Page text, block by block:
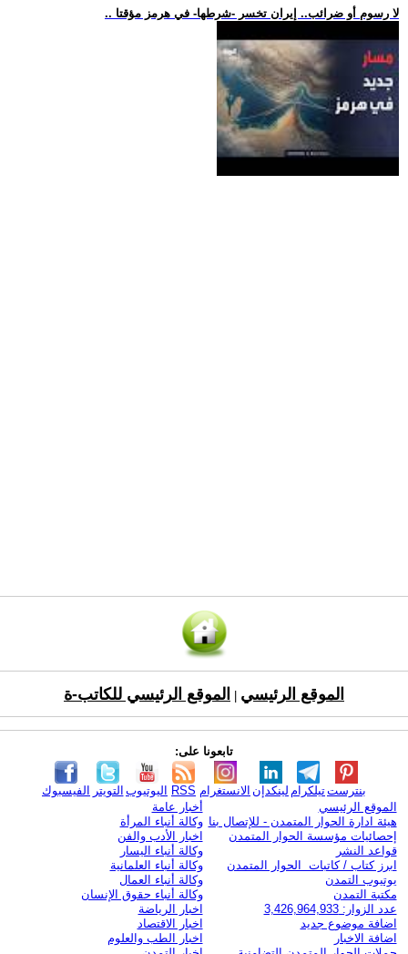
.. لا رسوم أو ضرائب.. إيران تخسر -شرطها- في هرمز مؤقتا
الموقع الرئيسي الموقع الرئيسي للكاتب-ة
تابعونا على:
الفيسبوك التويتر اليوتيوب RSS الانستغرام لينكدإن تيلكرامبنترست
الموقع الرئيسي
هيئة ادارة الحوار المتمدن - للإتصال بنا
إحصائيات مؤسسة الحوار المتمدن
قواعد النشر
ابرز كتاب / كاتبات الحوار المتمدن
يوتيوب التمدن
مكتبة التمدن
عدد الزوار: 3,426,964,933
اضافة موضوع جديد
اضافة الاخبار
أخبار عامة
وكالة أنباء المرأة
اخبار الأدب والفن
وكالة أنباء اليسار
وكالة أنباء العلمانية
وكالة أنباء العمال
وكالة أنباء حقوق الإنسان
اخبار الرياضة
اخبار الاقتصاد
اخبار الطب والعلوم